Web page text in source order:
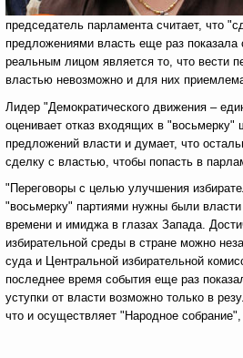
председатель парламента считает, что
предложениями власть еще раз показала
реальным лицом является то, что вести
властью невозможно и для них
Лидер "Демократического движения –
оценивает отказ входящих в "восьмерку"
предложений власти и думает, что
сделку с властью, чтобы попасть в
"Переговоры с целью улучшения
"восьмерку" партиями нужны были власти
времени и имиджа в глазах Запада.
избирательной среды в стране можно
суда и Центральной избирательной
последнее время события еще раз
уступки от власти возможно только в
что и осуществляет "Народное